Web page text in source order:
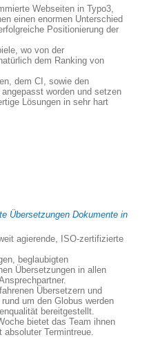
Webseiten in Typo3,
einen enormen Unterschied
Positionierung der
wo von der
dem Ranking von
dem CI, sowie den
worden und setzen
Lösungen in sehr hart
Übersetzungen Dokumente in
agierende, ISO-zertifizierte
beglaubigten
Übersetzungen in allen
Übersetzern und
um den Globus werden
bereitgestellt.
bietet das Team ihnen
Termintreue.